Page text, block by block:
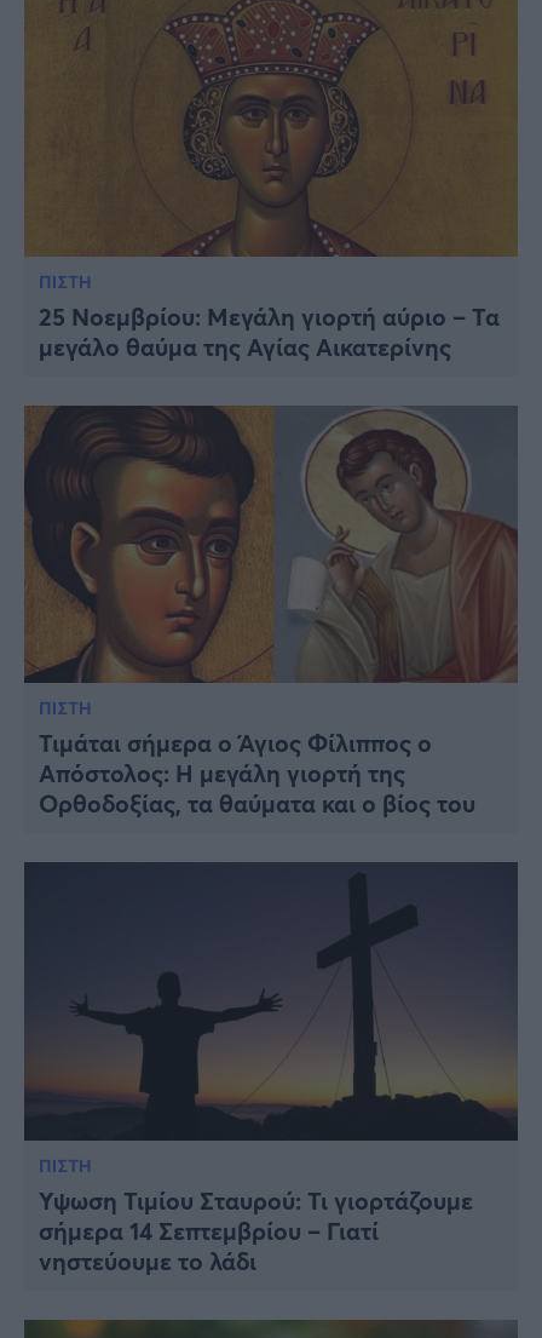
ΠΙΣΤΗ
25 Νοεμβρίου: Μεγάλη γιορτή αύριο – Τα
μεγάλο θαύμα της Αγίας Αικατερίνης
ΠΙΣΤΗ
Τιμάται σήμερα ο Άγιος Φίλιππος ο
Απόστολος: Η μεγάλη γιορτή της
Ορθοδοξίας, τα θαύματα και ο βίος του
ΠΙΣΤΗ
Ύψωση Τιμίου Σταυρού: Τι γιορτάζουμε
σήμερα 14 Σεπτεμβρίου – Γιατί
νηστεύουμε το λάδι